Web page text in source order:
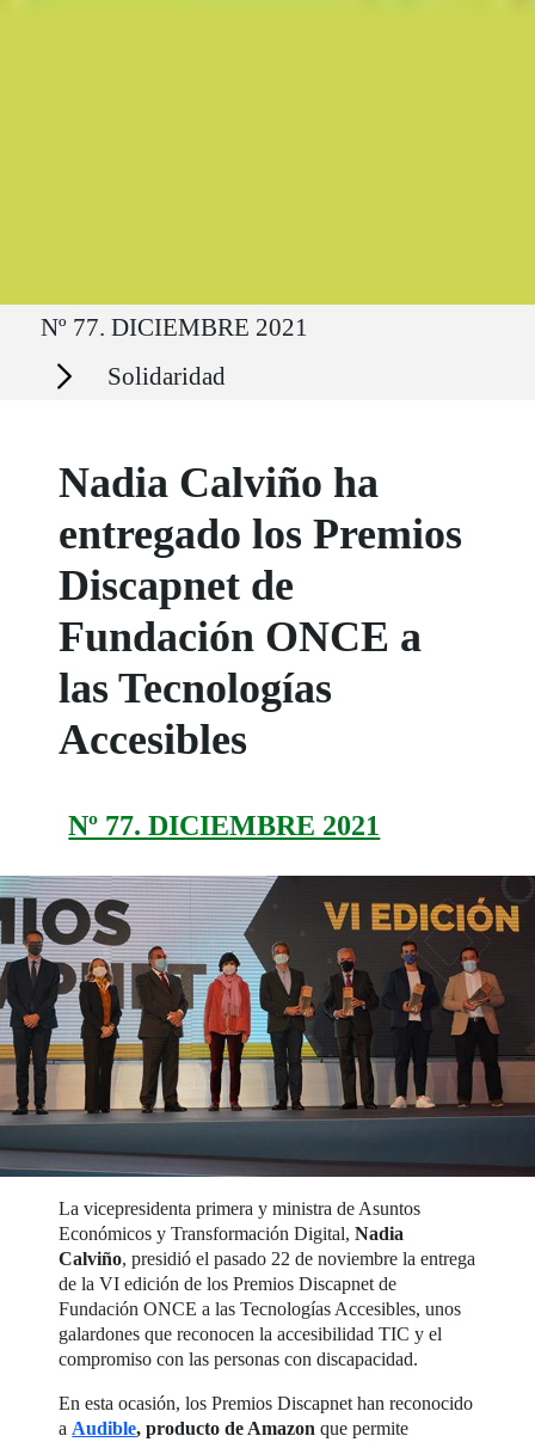
Ruta del sitio
Nº 77. DICIEMBRE 2021
Secciones Solidaridad
Nadia Calviño ha
entregado los Premios
Discapnet de
Fundación ONCE a
las Tecnologías
Accesibles
Nº 77. DICIEMBRE 2021
La vicepresidenta primera y ministra de Asuntos
Económicos y Transformación Digital,Nadia
Calviño, presidió el pasado 22 de noviembre la entrega
de la VI edición de los Premios Discapnet de
Fundación ONCE a las Tecnologías Accesibles, unos
galardones que reconocen la accesibilidad TIC y el
compromiso con las personas con discapacidad.
En esta ocasión, los Premios Discapnet han reconocido
a Audible, producto de Amazonque permite